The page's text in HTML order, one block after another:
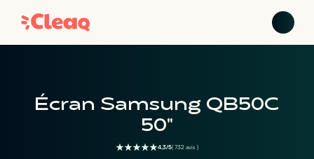
Écran Samsung QB50C
50"
4,3/5( 732 avis )